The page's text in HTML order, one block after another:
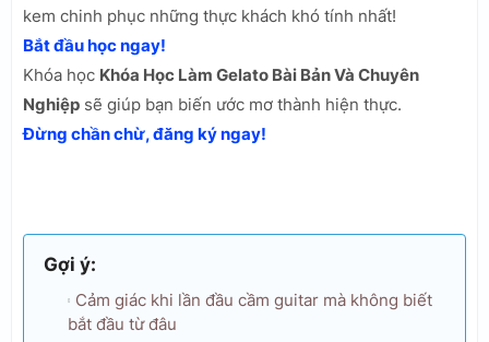
kem chinh phục những thực khách khó tính nhất!
Bắt đầu học ngay!
Khóa học Khóa Học Làm Gelato Bài Bản Và Chuyên
Nghiệp sẽ giúp bạn biến ước mơ thành hiện thực.
Đừng chần chừ, đăng ký ngay!
Gợi ý:
Cảm giác khi lần đầu cầm guitar mà không biết
bắt đầu từ đâu